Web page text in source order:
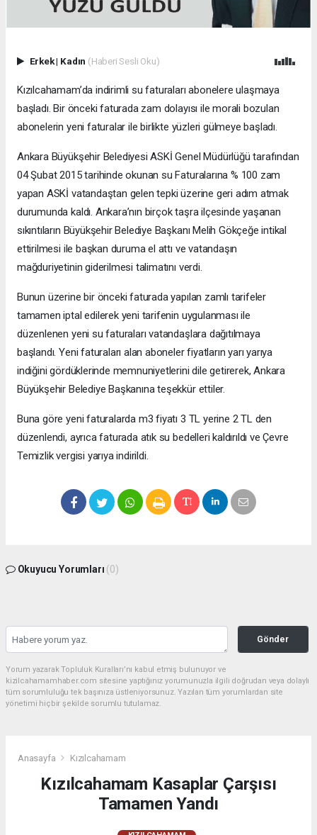
Erkek| Kadın (Haberi Sesli Oku)
Kızılcahamam’da indirimli su faturaları abonelere ulaşmaya
başladı. Bir önceki faturada zam dolayısı ile morali bozulan
abonelerin yeni faturalar ile birlikte yüzleri gülmeye başladı.
Ankara Büyükşehir Belediyesi ASKİ Genel Müdürlüğü tarafından
04 Şubat 2015 tarihinde okunan su Faturalarına % 100 zam
yapan ASKİ vatandaştan gelen tepki üzerine geri adım atmak
durumunda kaldı. Ankara’nın birçok taşra ilçesinde yaşanan
sıkıntıların Büyükşehir Belediye Başkanı Melih Gökçeğe intikal
ettirilmesi ile başkan duruma el attı ve vatandaşın
mağduriyetinin giderilmesi talimatını verdi.
Bunun üzerine bir önceki faturada yapılan zamlı tarifeler
tamamen iptal edilerek yeni tarifenin uygulanması ile
düzenlenen yeni su faturaları vatandaşlara dağıtılmaya
başlandı. Yeni faturaları alan aboneler fiyatların yarı yarıya
indiğini gördüklerinde memnuniyetlerini dile getirerek, Ankara
Büyükşehir Belediye Başkanına teşekkür ettiler.
Buna göre yeni faturalarda m3 fiyatı 3 TL yerine 2 TL den
düzenlendi, ayrıca faturada atık su bedelleri kaldırıldı ve Çevre
Temizlik vergisi yarıya indirildi.
Okuyucu Yorumları (0)
Gönder
Yorum yazarak Topluluk Kuralları’nı kabul etmiş bulunuyor ve
kizilcahamamhaber.com sitesine yaptığınız yorumunuzla ilgili doğrudan veya dolaylı
tüm sorumluluğu tek başınıza üstleniyorsunuz. Yazılan tüm yorumlardan site
yönetimi hiçbir şekilde sorumlu tutulamaz.
Anasayfa Kızılcahamam
Kızılcahamam Kasaplar Çarşısı
Tamamen Yandı